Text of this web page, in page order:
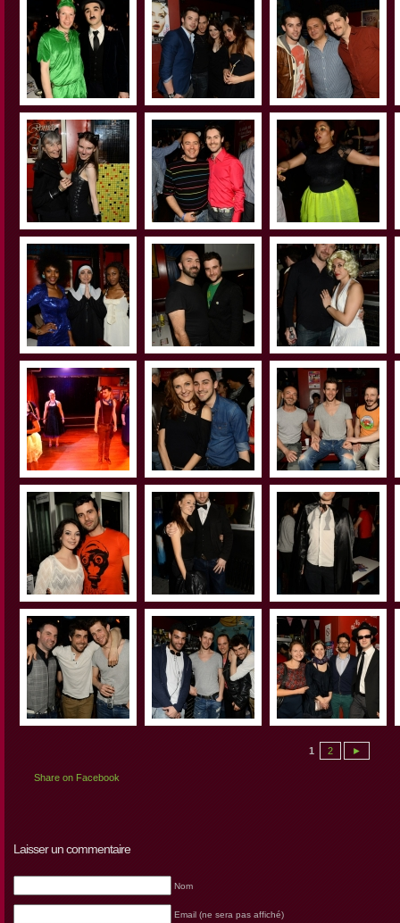
1 2 ►
Share on Facebook
Laisser un commentaire
Nom
Email (ne sera pas affiché)